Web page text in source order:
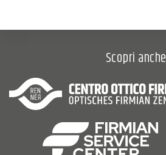
Scopri anche